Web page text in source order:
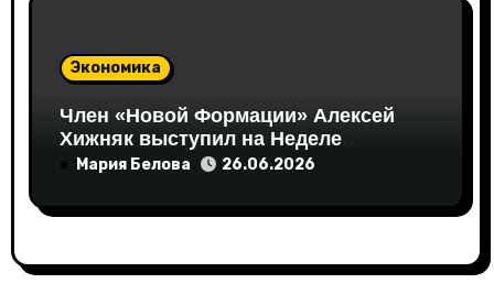
Экономика
Член «Новой Формации» Алексей
Хижняк выступил на Неделе
российского ритейла с
социально ответственного бизнеса
Мария Белова 26.06.2026